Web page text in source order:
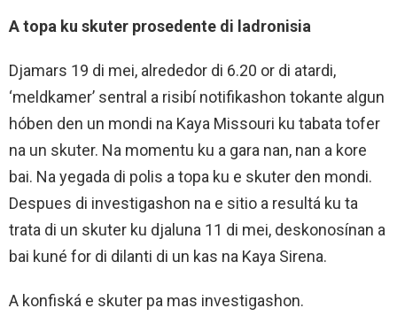
A topa ku skuter prosedente di ladronisia
Djamars 19 di mei, alrededor di 6.20 or di atardi,
‘meldkamer’ sentral a risibí notifikashon tokante algun
hóben den un mondi na Kaya Missouri ku tabata tofer
na un skuter. Na momentu ku a gara nan, nan a kore
bai. Na yegada di polis a topa ku e skuter den mondi.
Despues di investigashon na e sitio a resultá ku ta
trata di un skuter ku djaluna 11 di mei, deskonosínan a
bai kuné for di dilanti di un kas na Kaya Sirena.
A konfiská e skuter pa mas investigashon.